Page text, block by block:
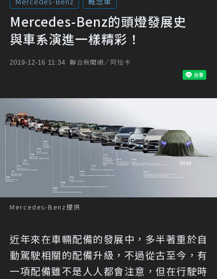
Mercedes-Benz的頭燈發展史
與車系演進一樣精彩！
2019-12-16 11:34 聯合新聞網／阿恰卡
Mercedes-Benz提供
近年來在車輛配備的發展中，多半著重於自
動駕駛相關的配備升級，不過從古至今，有
一項配備雖不是人人都會注意，但在行駛時